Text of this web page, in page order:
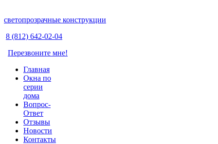
светопрозрачные конструкции
8 (812) 642-02-04
Перезвоните мне!
Главная
Окна по
серии
дома
Вопрос-
Ответ
Отзывы
Новости
Контакты